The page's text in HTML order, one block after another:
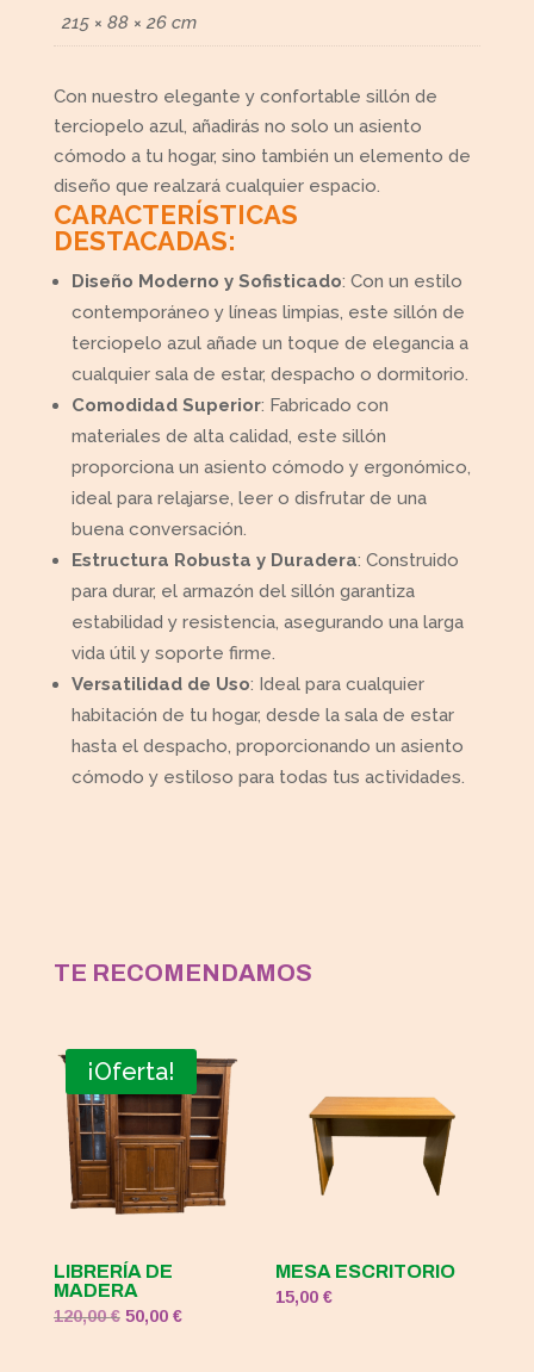
215 × 88 × 26 cm
Con nuestro elegante y confortable sillón de
terciopelo azul, añadirás no solo un asiento
cómodo a tu hogar, sino también un elemento de
diseño que realzará cualquier espacio.
CARACTERÍSTICAS
DESTACADAS:
Diseño Moderno y Sofisticado: Con un estilo
contemporáneo y líneas limpias, este sillón de
terciopelo azul añade un toque de elegancia a
cualquier sala de estar, despacho o dormitorio.
Comodidad Superior: Fabricado con
materiales de alta calidad, este sillón
proporciona un asiento cómodo y ergonómico,
ideal para relajarse, leer o disfrutar de una
buena conversación.
Estructura Robusta y Duradera: Construido
para durar, el armazón del sillón garantiza
estabilidad y resistencia, asegurando una larga
vida útil y soporte firme.
Versatilidad de Uso: Ideal para cualquier
habitación de tu hogar, desde la sala de estar
hasta el despacho, proporcionando un asiento
cómodo y estiloso para todas tus actividades.
TE RECOMENDAMOS
¡Oferta!
LIBRERÍA DE
MADERA
120,00€ El
50,00 €El
MESA ESCRITORIO
15,00€